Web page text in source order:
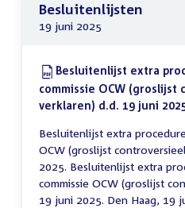
Besluitenlijsten
19 juni 2025
Download:
Besluitenlijst extra
commissie OCW (groslijst
verklaren) d.d. 19 juni
Besluitenlijst extra
OCW (groslijst
2025. Besluitenlijst extra
commissie OCW (groslijst
19 juni 2025. Den Haag, 19